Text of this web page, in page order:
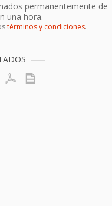
permanentemente de
una hora.
términos y condiciones.